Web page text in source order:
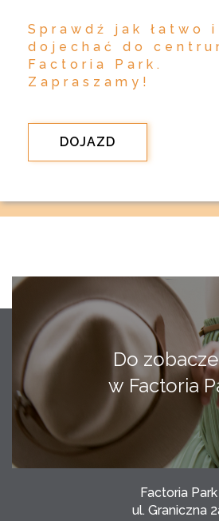
Sprawdź jak łatwo
dojechać do
Factoria Park.
Zapraszamy!
DOJAZD
Do
w Factoria
Factoria Park
ul. Graniczna